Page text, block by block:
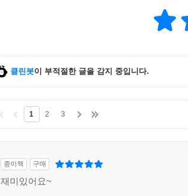
클린봇이 부적절한 글을 감지 중입니다.
1 2 3
종이책 구매
재미있어요~